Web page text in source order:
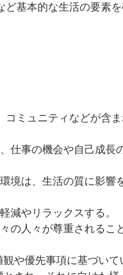
基本的な生活の要素を
ミュニティなどが含ま
仕事の機会や自己成長
境は、生活の質に影響
減やリラックスする。
の人々が尊重されること
や優先事項に基づい